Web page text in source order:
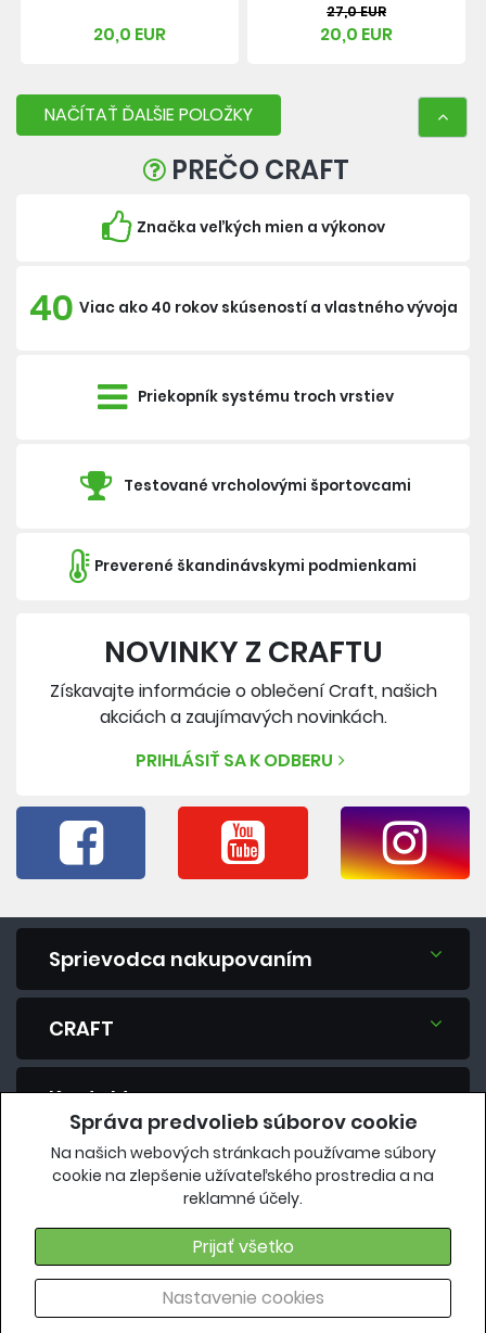
Správa predvolieb súborov cookie
Na našich webových stránkach používame súbory
cookie na zlepšenie užívateľského prostredia a na
reklamné účely.
Prijať všetko
Nastavenie cookies
20,0 EUR
27,0 EUR
20,0 EUR
NAČÍTAŤ ĎALŠIE POLOŽKY
PREČO CRAFT
Značka veľkých mien a výkonov
40 Viac ako 40 rokov skúseností a vlastného vývoja
Priekopník systému troch vrstiev
Testované vrcholovými športovcami
Preverené škandinávskymi podmienkami
NOVINKY Z CRAFTU
Získavajte informácie o oblečení Craft, našich
akciách a zaujímavých novinkách.
PRIHLÁSIŤ SA K ODBERU
Sprievodca nakupovaním
CRAFT
Kontakt
Máte otázku? Spýtajte sa nás.
eshop@vavrys.sk
+421 911 454 422
Copyright 2018. Všetky práva vyhradené |